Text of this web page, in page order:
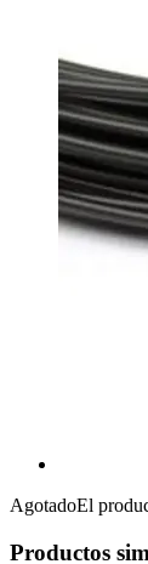
AgotadoEl
Productos